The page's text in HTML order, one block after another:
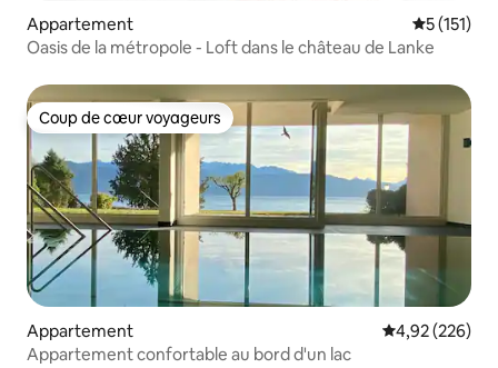
Appartement Évaluation
5 (151)
Oasis de la métropole - Loft dans le château de Lanke
Coup de cœur voyageurs
Coup de cœur voyageurs
Appartement Évaluation
4,92 (226)
Appartement confortable au bord d'un lac